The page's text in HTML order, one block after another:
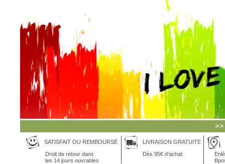
SATISFAIT OU REMBOURSÉ
Droit de retour dans
les 14 jours ouvrables
LIVRAISON GRATUITE
Dès 95€ d'achat